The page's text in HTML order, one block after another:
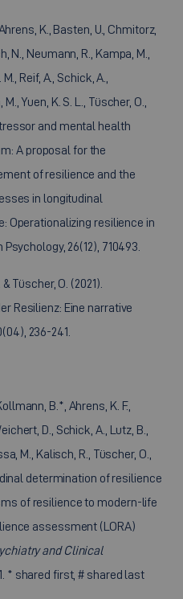
K., Basten, U., Chmitorz,
N., Neumann, R., Kampa, M.,
Reif, A., Schick, A.,
Yuen, K. S. L., Tüscher, O.,
and mental health
A proposal for the
of resilience and the
in longitudinal
Operationalizing resilience in
26(12), 710493.
Tüscher, O. (2021).
Resilienz: Eine narrative
236-241.
B.*, Ahrens, K. F.,
D., Schick, A., Lutz, B.,
M., Kalisch, R., Tüscher, O.,
determination of resilience
of resilience to modern-life
assessment (LORA)
and Clinical
* shared first, # shared last